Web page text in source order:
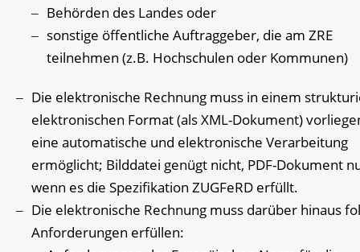
Behörden des Landes oder
sonstige öffentliche Auftraggeber, die am ZRE
teilnehmen (z.B. Hochschulen oder Kommunen)
Die elektronische Rechnung muss in einem
elektronischen Format (als XML-Dokument)
eine automatische und elektronische Verarbeitung
ermöglicht; Bilddatei genügt nicht, PDF-Dokument
wenn es die Spezifikation ZUGFeRD erfüllt.
Die elektronische Rechnung muss darüber hinaus
Anforderungen erfüllen: